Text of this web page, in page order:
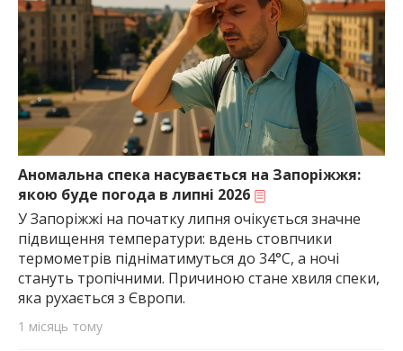
Аномальна спека насувається на Запоріжжя:
якою буде погода в липні 2026
У Запоріжжі на початку липня очікується значне
підвищення температури: вдень стовпчики
термометрів підніматимуться до 34°C, а ночі
стануть тропічними. Причиною стане хвиля спеки,
яка рухається з Європи.
1 місяць тому